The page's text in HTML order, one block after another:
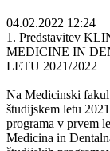
04.02.2022 12:24
1. Predstavitev
MEDICINE IN
LETU 2021/2022
Na Medicinski
študijskem letu
programa v prvem
Medicina in